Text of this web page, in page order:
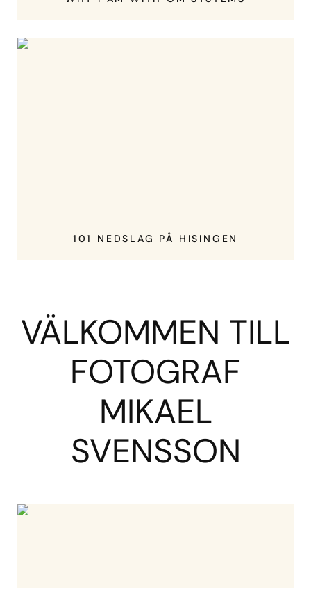
101 NEDSLAG PÅ HISINGEN
VÄLKOMMEN TILL
FOTOGRAF
MIKAEL
SVENSSON